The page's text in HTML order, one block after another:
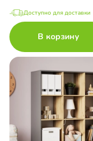
Доступно для доставки
В корзину